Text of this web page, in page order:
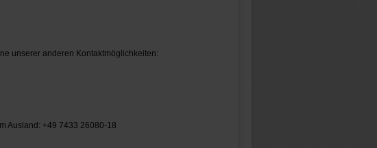
unserer anderen Kontaktmöglichkeiten:
Ausland: +49 7433 26080-18